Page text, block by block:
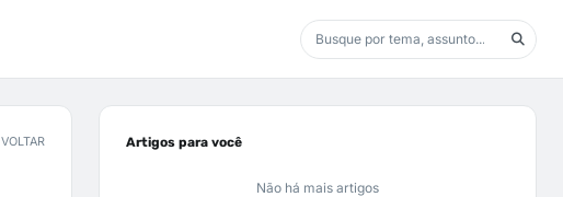
VOLTAR Artigos para você
Não há mais artigos